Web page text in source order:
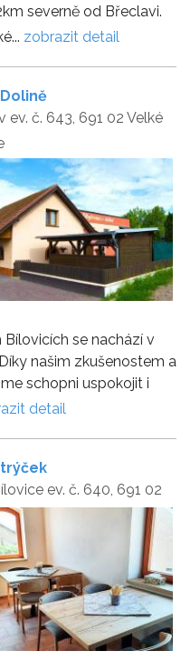
severně od Břeclavi.
zobrazit detail
ev. č. 643, 691 02 Velké
se nachází v
našim zkušenostem a
schopni uspokojit i
detail
ev. č. 640, 691 02